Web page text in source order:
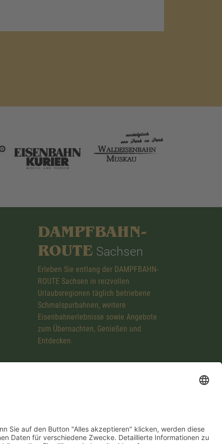
DAMPFBAHN-
ROUTE Sachsen
Erleben Sie entlang der DAMPFBAHN-
ROUTE Sachsen in reizvollen
Urlaubsregionen täglich betriebene
Schmalspurbahnen, weitere
Eisenbahnerlebnisse sowie Angebote
zum Übernachten, Genießen und
Entdecken.